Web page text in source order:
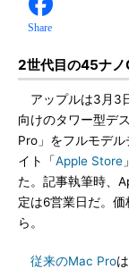
Share
2世代目の45ナノ
アップルは3月3
向けのタワー型デ
Pro」をフルモデ
イト「Apple Store
た。記事執筆時、
定は6営業日だ。
ら。
従来のMac Pro